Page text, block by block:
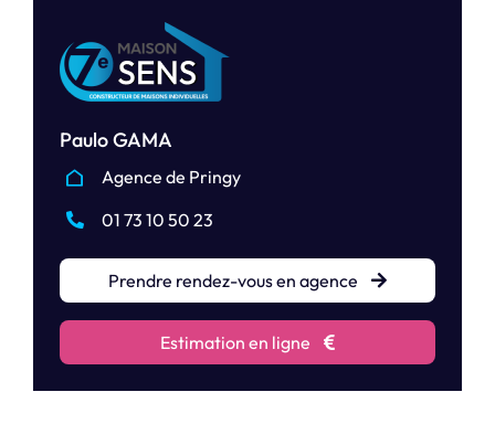
Paulo GAMA
Agence de Pringy
01 73 10 50 23
Prendre rendez-vous en agence
Estimation en ligne